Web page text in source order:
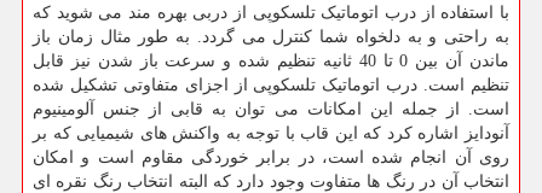
با استفاده از درب اتوماتیک تلسکوپی از دربی بهره مند می شوید که
به راحتی و به دلخواه شما کنترل می گردد. به طور مثال زمان باز
ماندن آن بین 0 تا 40 ثانیه تنظیم شده و سرعت باز شدن نیز قابل
تنظیم است. درب اتوماتیک تلسکوپی از اجزای متفاوتی تشکیل شده
است. از جمله این امکانات می توان به قابی از جنس آلومینیوم
آنودایز اشاره کرد که این قاب با توجه به واکنش های شیمیایی که بر
روی آن انجام شده است، در برابر خوردگی مقاوم است و امکان
انتخاب آن در رنگ ها متفاوت وجود دارد که البته انتخاب رنگ نقره ای